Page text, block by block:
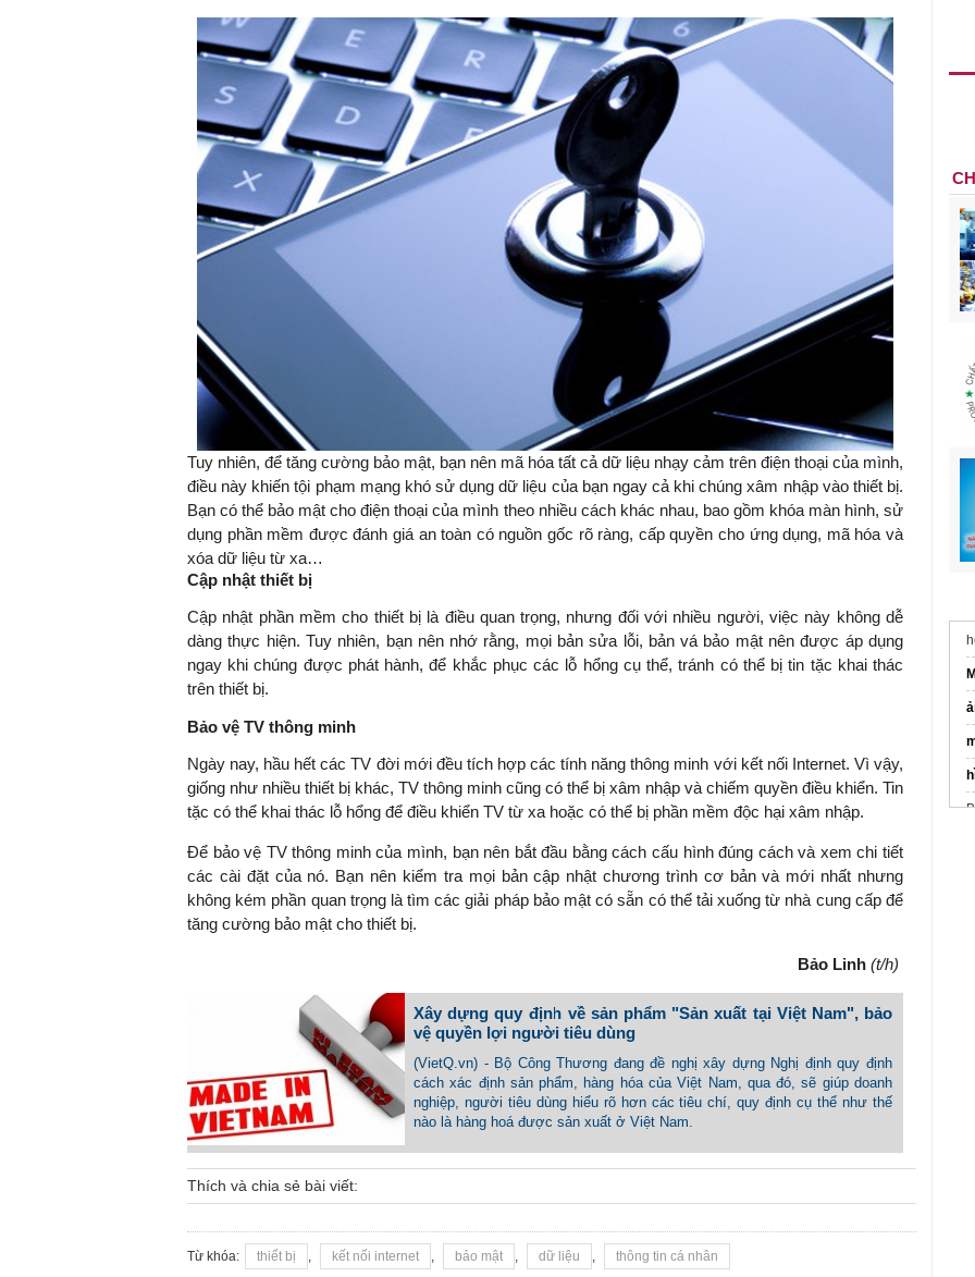
Tuy nhiên, để tăng cường bảo mật, bạn nên mã hóa tất cả dữ liệu nhạy cảm trên điện thoại của mình,
điều này khiến tội phạm mạng khó sử dụng dữ liệu của bạn ngay cả khi chúng xâm nhập vào thiết bị.
Bạn có thể bảo mật cho điện thoại của mình theo nhiều cách khác nhau, bao gồm khóa màn hình, sử
dụng phần mềm được đánh giá an toàn có nguồn gốc rõ ràng, cấp quyền cho ứng dụng, mã hóa và
xóa dữ liệu từ xa…
Cập nhật thiết bị
Cập nhật phần mềm cho thiết bị là điều quan trọng, nhưng đối với nhiều người, việc này không dễ
dàng thực hiện. Tuy nhiên, bạn nên nhớ rằng, mọi bản sửa lỗi, bản vá bảo mật nên được áp dụng
ngay khi chúng được phát hành, để khắc phục các lỗ hổng cụ thể, tránh có thể bị tin tặc khai thác
trên thiết bị.
Bảo vệ TV thông minh
Ngày nay, hầu hết các TV đời mới đều tích hợp các tính năng thông minh với kết nối Internet. Vì vậy,
giống như nhiều thiết bị khác, TV thông minh cũng có thể bị xâm nhập và chiếm quyền điều khiển. Tin
tặc có thể khai thác lỗ hổng để điều khiển TV từ xa hoặc có thể bị phần mềm độc hại xâm nhập.
Ðể bảo vệ TV thông minh của mình, bạn nên bắt đầu bằng cách cấu hình đúng cách và xem chi tiết
các cài đặt của nó. Bạn nên kiểm tra mọi bản cập nhật chương trình cơ bản và mới nhất nhưng
không kém phần quan trọng là tìm các giải pháp bảo mật có sẵn có thể tải xuống từ nhà cung cấp để
tăng cường bảo mật cho thiết bị.
Bảo Linh (t/h)
Xây dựng quy định về sản phẩm "Sản xuất tại Việt Nam", bảo
vệ quyền lợi người tiêu dùng
(VietQ.vn) - Bộ Công Thương đang đề nghị xây dựng Nghị định quy định
cách xác định sản phẩm, hàng hóa của Việt Nam, qua đó, sẽ giúp doanh
nghiệp, người tiêu dùng hiểu rõ hơn các tiêu chí, quy định cụ thể như thế
nào là hàng hoá được sản xuất ở Việt Nam.
Thích và chia sẻ bài viết:
Từ khóa: thiết bị , kết nối internet , bảo mật , dữ liệu , thông tin cá nhân
đang được tiến hành như tăng
đầu tư cho khoa học công
nghệ; ban hành các cơ chế
khuyến khích đổi mới sáng tạo,
khởi nghiệp..."
nghĩa hỗ trợ ngắn hạn mà còn
đóng vai trò tạo nền tảng cho
tăng trưởng bền vững dài hạn.